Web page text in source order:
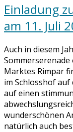
Einladung
am 11. Juli
Auch in diesem
Sommerserenade
Marktes Rimpar
im Schlosshof auf
auf einen
wunderschönen
natürlich auch